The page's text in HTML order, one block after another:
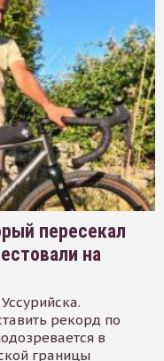
пересекал
на
рекорд по
в
границы